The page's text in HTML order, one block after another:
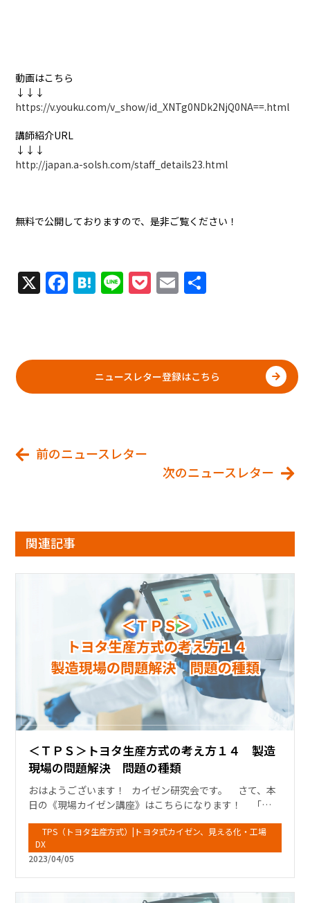
動画はこちら
↓↓↓
https://v.youku.com/v_show/id_XNTg0NDk2NjQ0NA==.html
講師紹介URL
↓↓↓
http://japan.a-solsh.com/staff_details23.html
無料で公開しておりますので、是非ご覧ください！
X Facebook
Hatena
LinePocket
Email
ニュースレター登録はこちら
前のニュースレター
次のニュースレター
関連記事
＜ＴＰＳ＞トヨタ生産方式の考え方１４ 製造
現場の問題解決 問題の種類
おはようございます！ カイゼン研究会です。 さて、本
日の《現場カイゼン講座》はこちらになります！ 「…
TPS（トヨタ生産方式）|トヨタ式カイゼン、見える化・工場
DX
2023/04/05